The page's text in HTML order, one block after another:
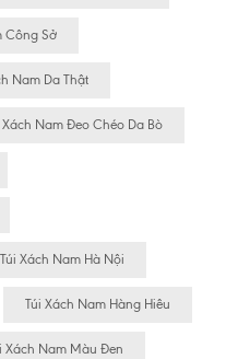
Công Sở
Nam Da Thật
Xách Nam Đeo Chéo Da Bò
Túi Xách Nam Hà Nội
Túi Xách Nam Hàng Hiêu
Xách Nam Màu Đen